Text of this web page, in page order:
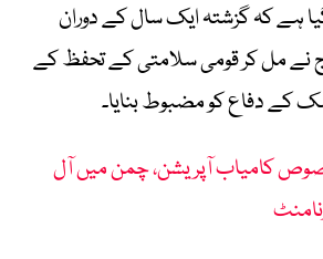
ہے کہ گزشتہ ایک سال کے دوران
نے مل کر قومی سلامتی کے تحفظ کے
ملک کے دفاع کو مضبوط بنایا۔
کامیاب آپریشن، چمن میں آل